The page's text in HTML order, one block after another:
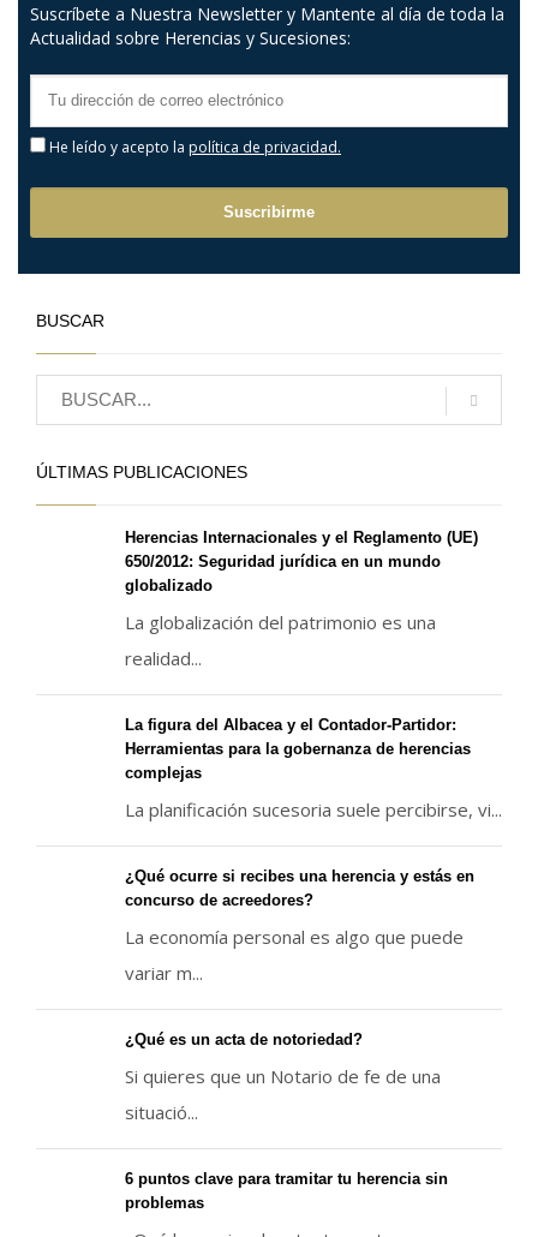
Suscríbete a Nuestra Newsletter y Mantente al día de toda la
Actualidad sobre Herencias y Sucesiones:
He leído y acepto la política de privacidad.
BUSCAR
ÚLTIMAS PUBLICACIONES
Herencias Internacionales y el Reglamento (UE)
650/2012: Seguridad jurídica en un mundo
globalizado
La globalización del patrimonio es una
realidad...
La figura del Albacea y el Contador-Partidor:
Herramientas para la gobernanza de herencias
complejas
La planificación sucesoria suele percibirse, vi...
¿Qué ocurre si recibes una herencia y estás en
concurso de acreedores?
La economía personal es algo que puede
variar m...
¿Qué es un acta de notoriedad?
Si quieres que un Notario de fe de una
situació...
6 puntos clave para tramitar tu herencia sin
problemas